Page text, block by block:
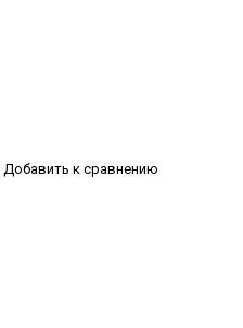
Добавить к сравнению